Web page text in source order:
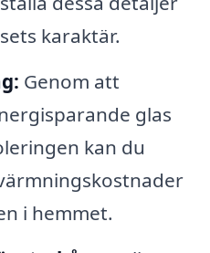
karaktär.
Genom att
glas
kan du
i hemmet.